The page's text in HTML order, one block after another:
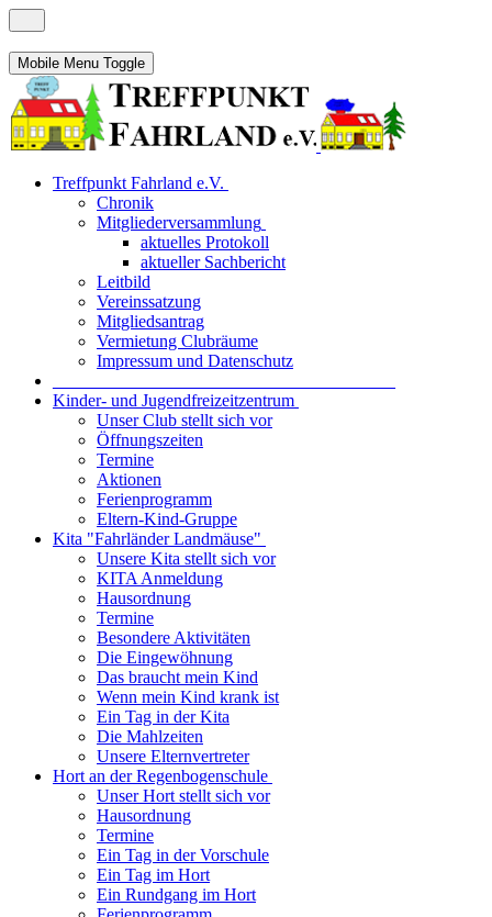
Mobile Menu Toggle
Treffpunkt Fahrland e.V.
Chronik
Mitgliederversammlung
aktuelles Protokoll
aktueller Sachbericht
Leitbild
Vereinssatzung
Mitgliedsantrag
Vermietung Clubräume
Impressum und Datenschutz
Kinder- und Jugendfreizeitzentrum
Unser Club stellt sich vor
Öffnungszeiten
Termine
Aktionen
Ferienprogramm
Eltern-Kind-Gruppe
Kita "Fahrländer Landmäuse"
Unsere Kita stellt sich vor
KITA Anmeldung
Hausordnung
Termine
Besondere Aktivitäten
Die Eingewöhnung
Das braucht mein Kind
Wenn mein Kind krank ist
Ein Tag in der Kita
Die Mahlzeiten
Unsere Elternvertreter
Hort an der Regenbogenschule
Unser Hort stellt sich vor
Hausordnung
Termine
Ein Tag in der Vorschule
Ein Tag im Hort
Ein Rundgang im Hort